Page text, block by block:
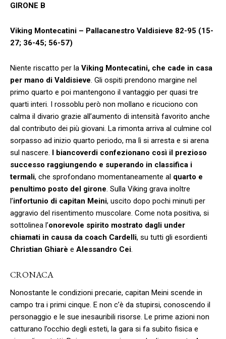
GIRONE B
Viking Montecatini – Pallacanestro Valdisieve 82-95 (15-
27; 36-45; 56-57)
Niente riscatto per la Viking Montecatini, che cade in casa
per mano di Valdisieve. Gli ospiti prendono margine nel
primo quarto e poi mantengono il vantaggio per quasi tre
quarti interi. I rossoblu però non mollano e ricuciono con
calma il divario grazie all’aumento di intensità favorito anche
dal contributo dei più giovani. La rimonta arriva al culmine col
sorpasso ad inizio quarto periodo, ma lì si arresta e si arena
sul nascere. I biancoverdi confezionano così il prezioso
successo raggiungendo e superando in classifica i
termali, che sprofondano momentaneamente al quarto e
penultimo posto del girone. Sulla Viking grava inoltre
l’infortunio di capitan Meini, uscito dopo pochi minuti per
aggravio del risentimento muscolare. Come nota positiva, si
sottolinea l’onorevole spirito mostrato dagli under
chiamati in causa da coach Cardelli, su tutti gli esordienti
Christian Ghiarè e Alessandro Cei.
CRONACA
Nonostante le condizioni precarie, capitan Meini scende in
campo tra i primi cinque. E non c’è da stupirsi, conoscendo il
personaggio e le sue inesauribili risorse. Le prime azioni non
catturano l’occhio degli esteti, la gara si fa subito fisica e